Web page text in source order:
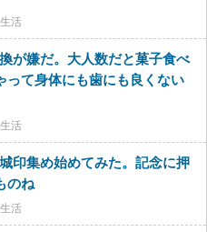
生活
が嫌だ。大人数だと菓子食べ
って身体にも歯にも良くない
生活
印集め始めてみた。記念に押
のね
生活